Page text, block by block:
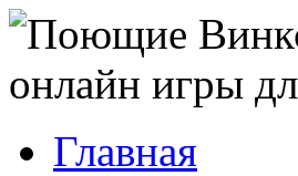
онлайн игры
Главная